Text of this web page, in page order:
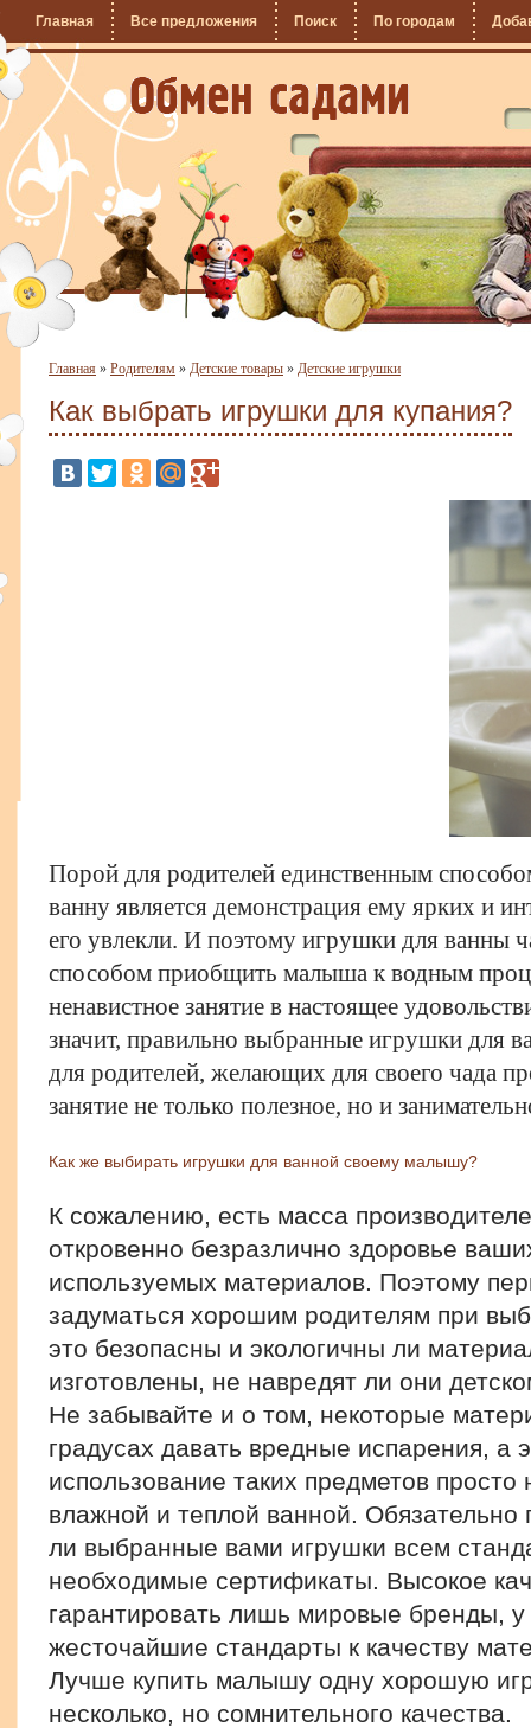
Главная Все предложения Поиск По городам
Главная » Родителям » Детские товары » Детские игрушки
Как выбрать игрушки для купания?
Порой для родителей единственным
ванну является демонстрация ему ярких и
его увлекли. И поэтому игрушки для ванны
способом приобщить малыша к водным
ненавистное занятие в настоящее
значит, правильно выбранные игрушки для
для родителей, желающих для своего чада
занятие не только полезное, но и
Как же выбирать игрушки для ванной своему малышу?
К сожалению, есть масса
откровенно безразлично здоровье
используемых материалов. Поэтому
задуматься хорошим родителям при
это безопасны и экологичны ли
изготовлены, не навредят ли они
Не забывайте и о том, некоторые
градусах давать вредные испарения, а
использование таких предметов
влажной и теплой ванной. Обязательно
ли выбранные вами игрушки всем
необходимые сертификаты. Высокое
гарантировать лишь мировые бренды,
жесточайшие стандарты к качеству
Лучше купить малышу одну хорошую
несколько, но сомнительного качества.